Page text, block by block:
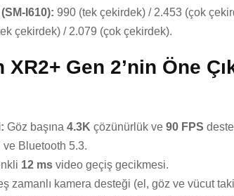
I610): 990 (tek çekirdek) / 2.453 (çok
çekirdek) / 2.079 (çok çekirdek).
Gen 2’nin Öne
Göz başına 4.3K çözünürlük ve 90 FPS
ve Bluetooth 5.3.
12 ms video geçiş gecikmesi.
zamanlı kamera desteği (el, göz ve vücut